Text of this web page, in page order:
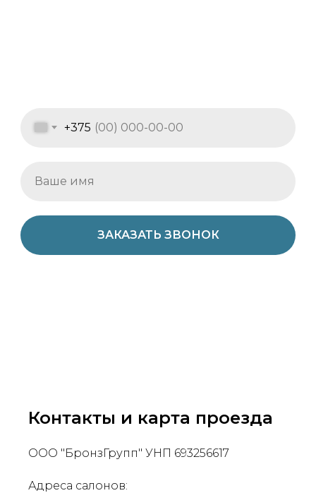
+375
ЗАКАЗАТЬ ЗВОНОК
Контакты и карта проезда
ООО "БронзГрупп" УНП 693256617
Адреса салонов: